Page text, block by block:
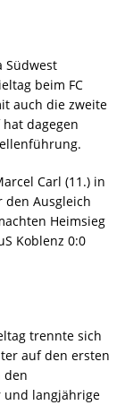
Südwest
beim FC
auch die zweite
dagegen
Carl (11.) in
den Ausgleich
Heimsieg
Koblenz 0:0
trennte sich
auf den ersten
den
und langjährige